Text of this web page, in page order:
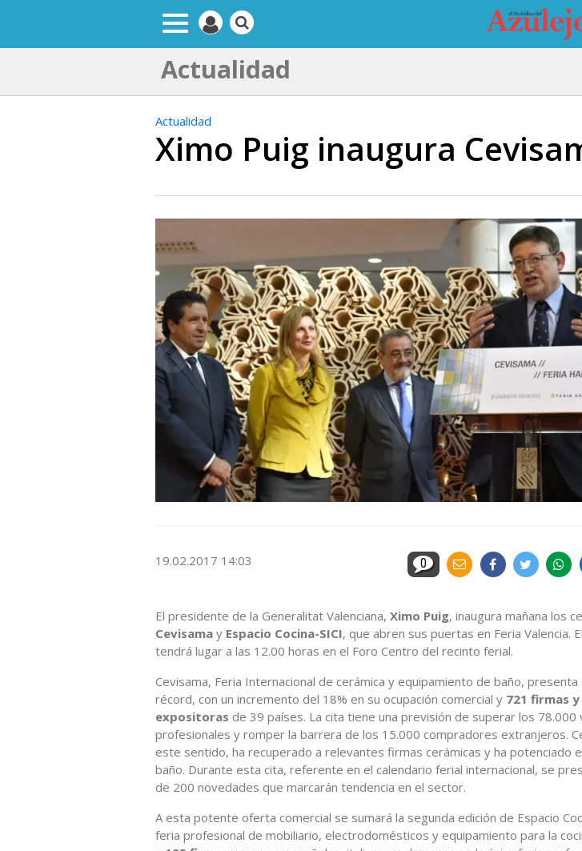
Actualidad
Actualidad
Ximo Puig inaugura
19.02.2017 14:03 0
El presidente de la Generalitat Valenciana, Ximo Puig, inaugura mañana los
Cevisama y Espacio Cocina-SICI, que abren sus puertas en Feria Valencia.
tendrá lugar a las 12.00 horas en el Foro Centro del recinto ferial.
Cevisama, Feria Internacional de cerámica y equipamiento de baño, presenta
récord, con un incremento del 18% en su ocupación comercial y 721 firmas
expositoras de 39 países. La cita tiene una previsión de superar los 78.000
profesionales y romper la barrera de los 15.000 compradores extranjeros.
este sentido, ha recuperado a relevantes firmas cerámicas y ha potenciado
baño. Durante esta cita, referente en el calendario ferial internacional, se
de 200 novedades que marcarán tendencia en el sector.
A esta potente oferta comercial se sumará la segunda edición de Espacio
feria profesional de mobiliario, electrodomésticos y equipamiento para la